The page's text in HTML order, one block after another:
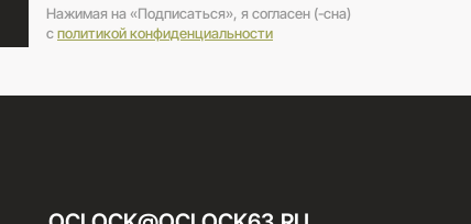
Нажимая на «Подписаться», я согласен (-сна)
cполитикой конфиденциальности